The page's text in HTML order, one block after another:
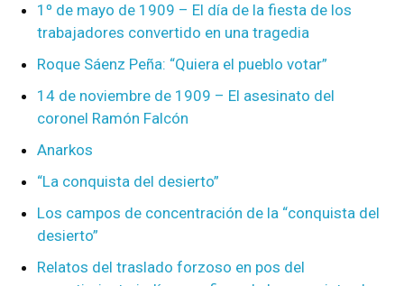
1º de mayo de 1909 – El día de la fiesta de los
trabajadores convertido en una tragedia
Roque Sáenz Peña: “Quiera el pueblo votar”
14 de noviembre de 1909 – El asesinato del
coronel Ramón Falcón
Anarkos
“La conquista del desierto”
Los campos de concentración de la “conquista del
desierto”
Relatos del traslado forzoso en pos del